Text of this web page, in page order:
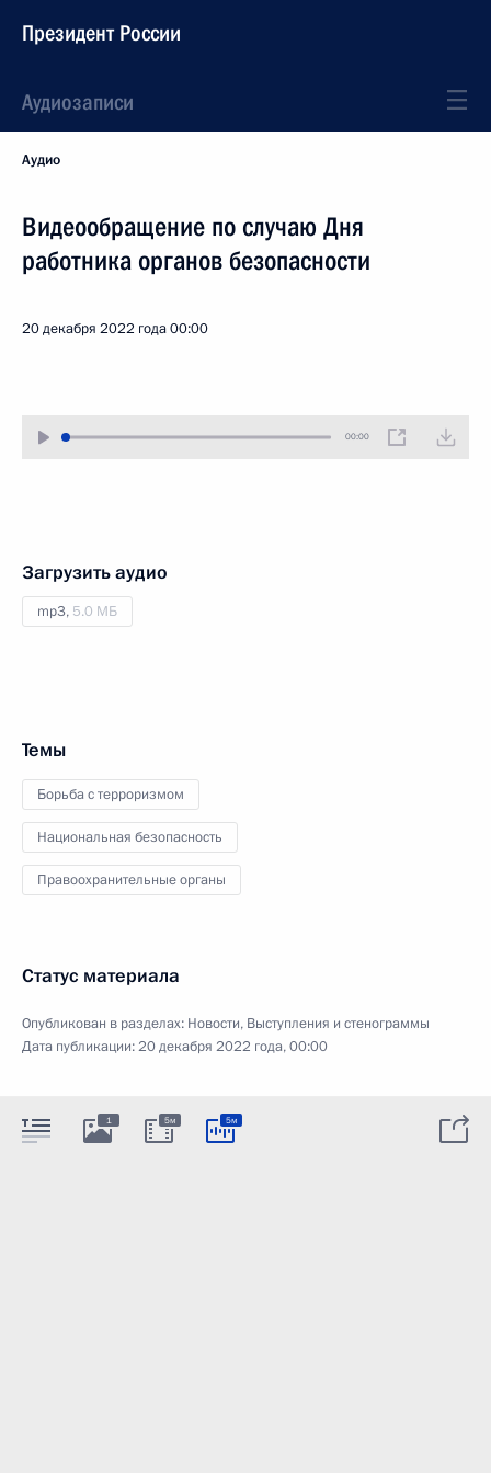
Президент России
Аудиозаписи
Аудио
Видеообращение по случаю Дня
работника органов безопасности
20 декабря 2022 года00:00
00:00
Загрузить аудио
mp3, 5.0 МБ
Темы
Борьба с терроризмом
Национальная безопасность
Правоохранительные органы
Статус материала
Опубликован в разделах: Новости, Выступления и стенограммы
Дата публикации:20 декабря 2022 года, 00:00
1 5м 5м